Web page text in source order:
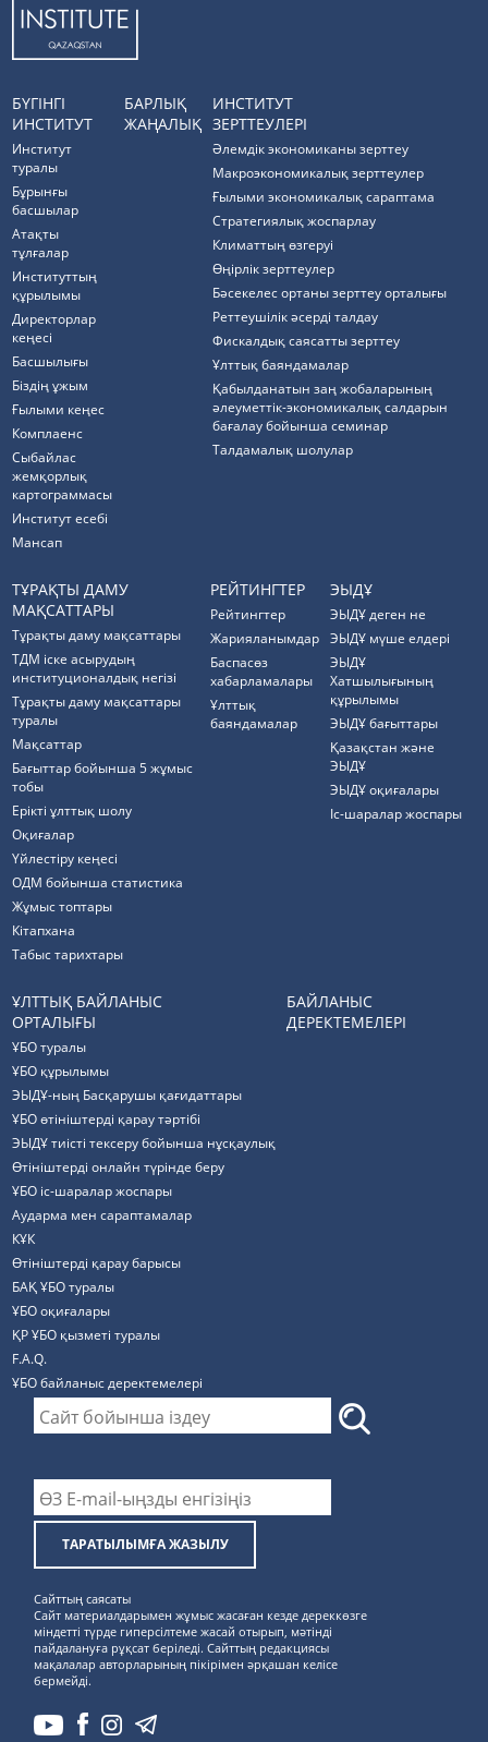
БҮГІНГІ
ИНСТИТУТ
Институт
туралы
Бұрынғы
басшылар
Атақты
тұлғалар
Институттың
құрылымы
Директорлар
кеңесі
Басшылығы
Біздің ұжым
Ғылыми кеңес
Комплаенс
Cыбайлас
жемқорлық
картограммасы
Институт есебі
Мансап
БАРЛЫҚ
ЖАҢАЛЫҚ
ИНСТИТУТ
ЗЕРТТЕУЛЕРІ
Әлемдік экономиканы зерттеу
Макроэкономикалық зерттеулер
Ғылыми экономикалық сараптама
Стратегиялық жоспарлау
Климаттың өзгеруі
Өңірлік зерттеулер
Бәсекелес ортаны зерттеу орталығы
Реттеушілік әсерді талдау
Фискалдық саясатты зерттеу
Ұлттық баяндамалар
Қабылданатын заң жобаларының
әлеуметтік-экономикалық салдарын
бағалау бойынша семинар
Талдамалық шолулар
ТҰРАҚТЫ ДАМУ
МАҚСАТТАРЫ
Тұрақты даму мақсаттары
ТДМ іске асырудың
институционалдық негізі
Тұрақты даму мақсаттары
туралы
Мақсаттар
Бағыттар бойынша 5 жұмыс
тобы
Ерікті ұлттық шолу
Оқиғалар
Үйлестіру кеңесі
ОДМ бойынша статистика
Жұмыс топтары
Кітапхана
Табыс тарихтары
РЕЙТИНГТЕР
Рейтингтер
Жарияланымдар
Баспасөз
хабарламалары
Ұлттық
баяндамалар
ЭЫДҰ
ЭЫДҰ деген не
ЭЫДҰ мүше елдері
ЭЫДҰ
Хатшылығының
құрылымы
ЭЫДҰ бағыттары
Қазақстан және
ЭЫДҰ
ЭЫДҰ оқиғалары
Іс-шаралар жоспары
ҰЛТТЫҚ БАЙЛАНЫС
ОРТАЛЫҒЫ
ҰБО туралы
ҰБО құрылымы
ЭЫДҰ-ның Басқарушы қағидаттары
ҰБО өтініштерді қарау тәртібі
ЭЫДҰ тиісті тексеру бойынша нұсқаулық
Өтініштерді онлайн түрінде беру
ҰБО іс-шаралар жоспары
Аударма мен сараптамалар
КҰК
Өтініштерді қарау барысы
БАҚ ҰБО туралы
ҰБО оқиғалары
ҚР ҰБО қызметі туралы
F.A.Q.
ҰБО байланыс деректемелерi
БАЙЛАНЫС
ДЕРЕКТЕМЕЛЕРІ
ТАРАТЫЛЫМҒА ЖАЗЫЛУ
Сайттың саясаты
Сайт материалдарымен жұмыс жасаған кезде дереккөзге
міндетті түрде гиперсілтеме жасай отырып, мәтінді
пайдалануға рұқсат беріледі. Сайттың редакциясы
мақалалар авторларының пікірімен әрқашан келісе
бермейді.